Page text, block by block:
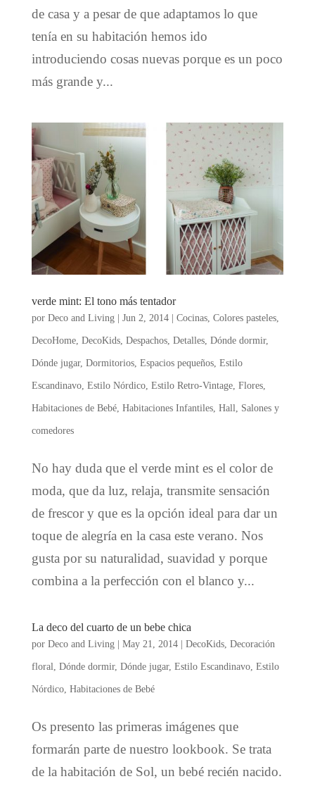
de casa y a pesar de que adaptamos lo que
tenía en su habitación hemos ido
introduciendo cosas nuevas porque es un poco
más grande y...
verde mint: El tono más tentador
por Deco and Living| Jun 2, 2014| Cocinas, Colores pasteles,
DecoHome, DecoKids, Despachos, Detalles, Dónde dormir,
Dónde jugar, Dormitorios, Espacios pequeños, Estilo
Escandinavo, Estilo Nórdico, Estilo Retro-Vintage, Flores,
Habitaciones de Bebé, Habitaciones Infantiles, Hall, Salones y
comedores
No hay duda que el verde mint es el color de
moda, que da luz, relaja, transmite sensación
de frescor y que es la opción ideal para dar un
toque de alegría en la casa este verano. Nos
gusta por su naturalidad, suavidad y porque
combina a la perfección con el blanco y...
La deco del cuarto de un bebe chica
por Deco and Living| May 21, 2014| DecoKids, Decoración
floral, Dónde dormir, Dónde jugar, Estilo Escandinavo, Estilo
Nórdico, Habitaciones de Bebé
Os presento las primeras imágenes que
formarán parte de nuestro lookbook. Se trata
de la habitación de Sol, un bebé recién nacido.